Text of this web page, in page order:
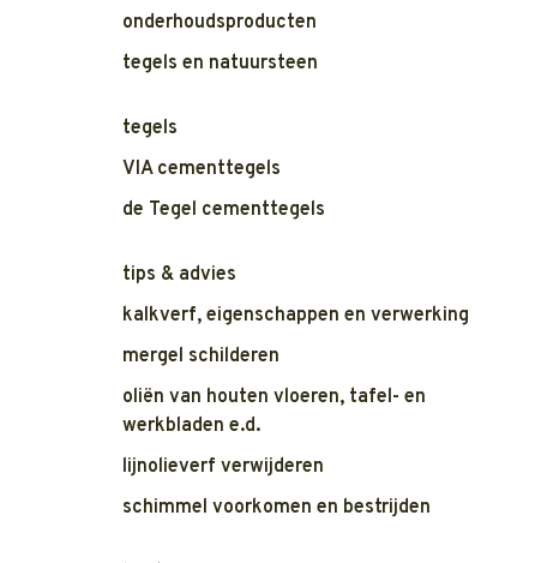
onderhoudsproducten
tegels en natuursteen
tegels
VIA cementtegels
de Tegel cementtegels
tips & advies
kalkverf, eigenschappen en verwerking
mergel schilderen
oliën van houten vloeren, tafel- en
werkbladen e.d.
lijnolieverf verwijderen
schimmel voorkomen en bestrijden